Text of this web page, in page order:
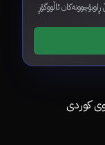
ئاڵووگۆڕ
کوردی